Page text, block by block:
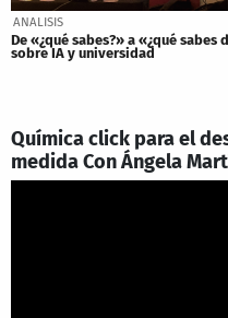
ANALISIS
De «¿qué sabes?» a «¿qué
sobre IA y universidad
Química click para el
medida Con Ángela